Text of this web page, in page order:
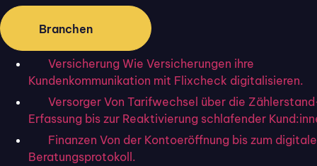
Branchen
Versicherung Wie Versicherungen ihre
Kundenkommunikation mit Flixcheck digitalisieren.
Versorger Von Tarifwechsel über die
Erfassung bis zur Reaktivierung schlafender
Finanzen Von der Kontoeröffnung bis zum
Beratungsprotokoll.
Signatur(FES) werden biometrische Daten des
Unterzeichnenden im unterschriebenen Dokument
alselektronisches Siegel
Dokument verhält sich anschließend wie
eindigitales Zertifikat oder Siegel. Als Zertifikat
kann es nachträglich nicht mehr verändert werden.
Die Beweiskraft der FES ist daher höher und
Missbrauch dank Zeitstempel, Signaturkarte und